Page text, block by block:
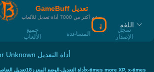
GameBuff تعديل
يدعم أكثر من 7000 أداة تعديل للألعاب
جميع
الألعاب
المساعدة
سجل
الإصدار
اللغة
Sector Unknown أداة التعديل